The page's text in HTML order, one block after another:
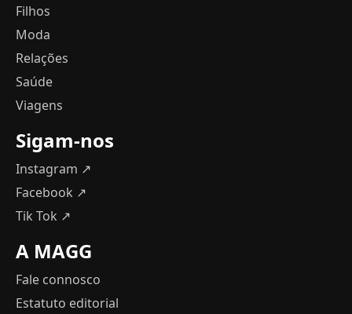
Filhos
Moda
Relações
Saúde
Viagens
Sigam-nos
Instagram ↗
Facebook ↗
Tik Tok ↗
A MAGG
Fale connosco
Estatuto editorial